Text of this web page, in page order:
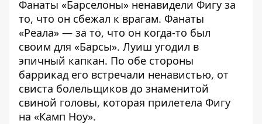
Фанаты «Барселоны» ненавидели Фигу за
то, что он сбежал к врагам. Фанаты
«Реала» — за то, что он когда-то был
своим для «Барсы». Луиш угодил в
эпичный капкан. По обе стороны
баррикад его встречали ненавистью, от
свиста болельщиков до знаменитой
свиной головы, которая прилетела Фигу
на «Камп Ноу».